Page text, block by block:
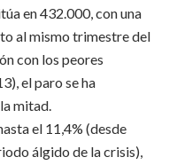
en 432.000, con una
al mismo trimestre del
con los peores
el paro se ha
mitad.
el 11,4% (desde
álgido de la crisis),